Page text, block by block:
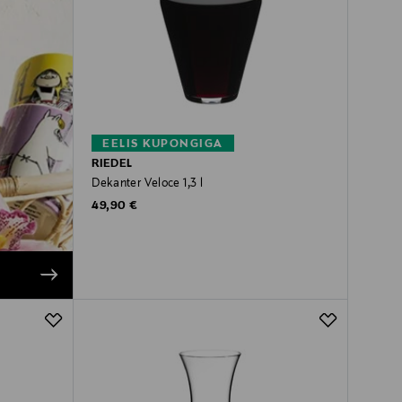
EELIS KUPONGIGA
RIEDEL
Dekanter Veloce 1,3 l
Original Price
49,90 €